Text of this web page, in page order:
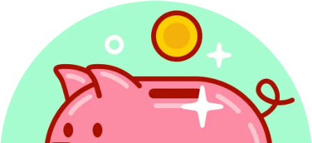
Dochody z zagranicy
Najem
Kredyty w PIT
Dochody inwestycyjne
Sytuacje podatkowe
Terminy, wskaźniki i stawki